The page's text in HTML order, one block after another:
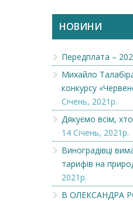
НОВИНИ
Передплата –
Михайло
конкурсу
Січень, 2021р.
Дякуємо всім,
14 Січень, 2021р.
Виноградівці
тарифів на
2021р.
В ОЛЕКСАНДРА